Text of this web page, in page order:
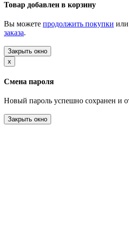
Товар добавлен в корзину
Вы можете продолжить покупки или
заказа.
Закрыть окно
x
Смена пароля
Новый пароль успешно сохранен и
Закрыть окно